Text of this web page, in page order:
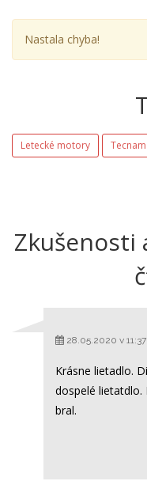
Nastala chyba!
Letecké motory Tecnam
Zkušenosti
28.05.2020 v 11:37
Krásne lietadlo.
dospelé lietatdlo.
bral.